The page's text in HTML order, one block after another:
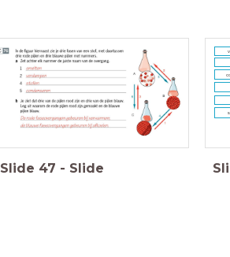
Slide 47 - Slide